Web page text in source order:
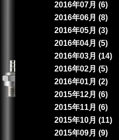
2016年07月 (6)
2016年06月 (8)
2016年05月 (3)
2016年04月 (5)
2016年03月 (14)
2016年02月 (5)
2016年01月 (2)
2015年12月 (6)
2015年11月 (6)
2015年10月 (11)
2015年09月 (9)